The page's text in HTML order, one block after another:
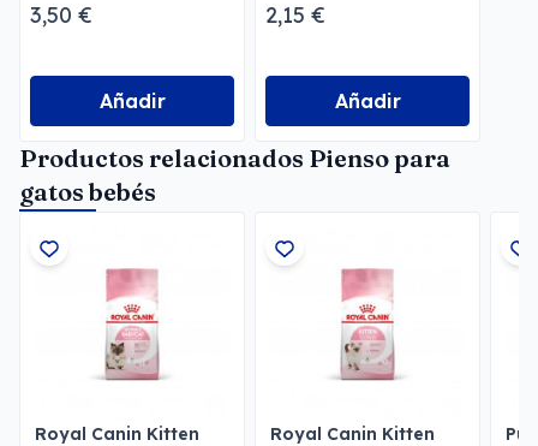
3,50 €
Añadir
Pollo
2,15 €
Añadir
Productos relacionados Pienso para
gatos bebés
Royal Canin Kitten
Royal Canin Kitten